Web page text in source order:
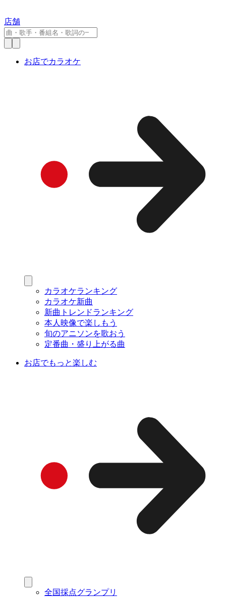
店舗
お店でカラオケ
カラオケランキング
カラオケ新曲
新曲トレンドランキング
本人映像で楽しもう
旬のアニソンを歌おう
定番曲・盛り上がる曲
お店でもっと楽しむ
全国採点グランプリ